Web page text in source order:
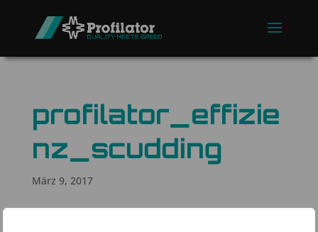
profilator_effizie
nz_scudding
März 9, 2017